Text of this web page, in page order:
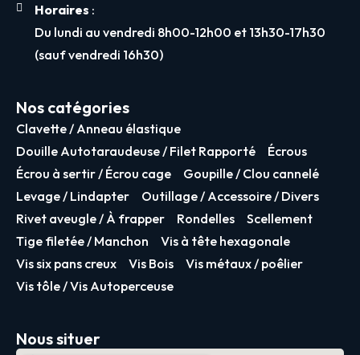
Horaires :
Du lundi au vendredi 8h00-12h00 et 13h30-17h30
(sauf vendredi 16h30)
Nos catégories
Clavette / Anneau élastique
Douille Autotaraudeuse / Filet Rapporté
Écrous
Écrou à sertir / Écrou cage
Goupille / Clou cannelé
Levage / Lindapter
Outillage / Accessoire / Divers
Rivet aveugle / À frapper
Rondelles
Scellement
Tige filetée / Manchon
Vis à tête hexagonale
Vis six pans creux
Vis Bois
Vis métaux / poêlier
Vis tôle / Vis Autoperceuse
Nous situer